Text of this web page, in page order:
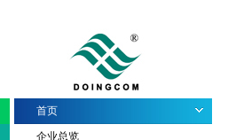
首页
企业总览